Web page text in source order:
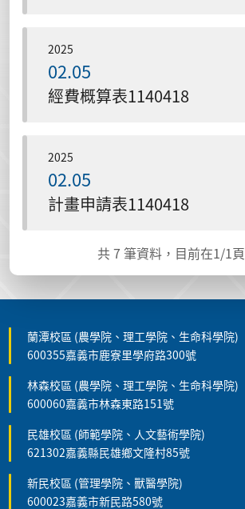
2025
02.05
經費概算表1140418
2025
02.05
計畫申請表1140418
共7 筆資料，目前在1/1頁
蘭潭校區 (農學院、理工學院、生命科學院)
600355嘉義市鹿寮里學府路300號
林森校區 (農學院、理工學院、生命科學院)
600060嘉義市林森東路151號
民雄校區 (師範學院、人文藝術學院)
621302嘉義縣民雄鄉文隆村85號
新民校區 (管理學院、獸醫學院)
600023嘉義市新民路580號